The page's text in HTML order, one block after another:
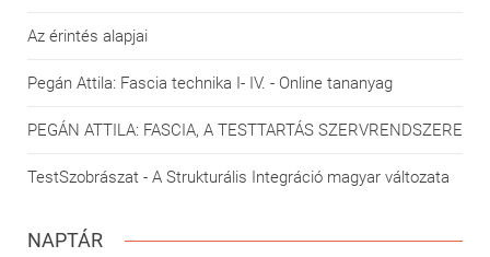
Az érintés alapjai
Pegán Attila: Fascia technika I- IV. - Online tananyag
PEGÁN ATTILA: FASCIA, A TESTTARTÁS SZERVRENDSZERE
TestSzobrászat - A Strukturális Integráció magyar változata
NAPTÁR